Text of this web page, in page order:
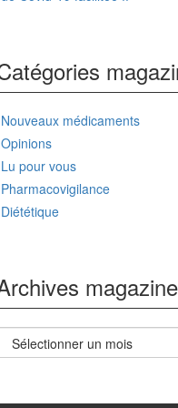
Nouveaux médicaments
Opinions
Lu pour vous
Pharmacovigilance
Diététique
magazine